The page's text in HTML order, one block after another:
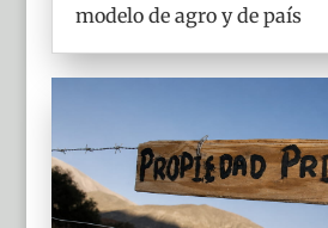
modelo de agro y de país